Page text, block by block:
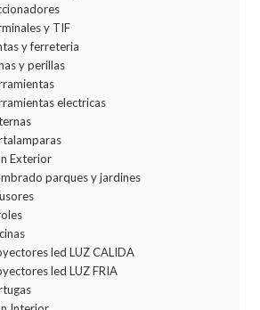
y TIF
y ferreteria
y perillas
electricas
Exterior
parques y jardines
led LUZ CALIDA
led LUZ FRIA